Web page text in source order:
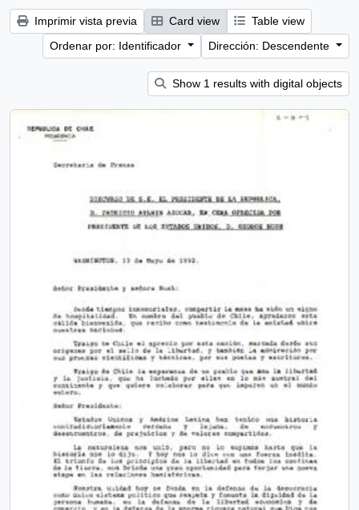
Imprimir vista previa Card view
Table view
Ordenar por: Identificador
Dirección: Descendente
Show 1 results with digital objects